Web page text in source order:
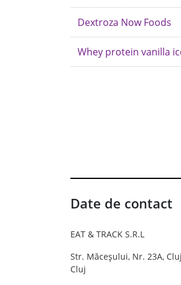
Dextroza Now Foods
Whey protein vanilla
Date de contact
EAT & TRACK S.R.L
Str. Măceșului, Nr. 23A,
Cluj